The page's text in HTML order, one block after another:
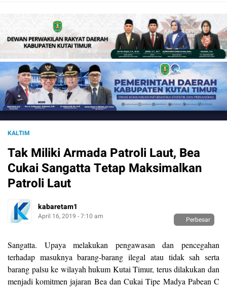
KALTIM
Tak Miliki Armada Patroli Laut, Bea
Cukai Sangatta Tetap Maksimalkan
Patroli Laut
kabaretam1
April 16, 2019 - 7:10 am Perbesar
Sangatta. Upaya melakukan pengawasan dan pencegahan
terhadap masuknya barang-barang ilegal atau tidak sah serta
barang palsu ke wilayah hukum Kutai Timur, terus dilakukan dan
menjadi komitmen jajaran Bea dan Cukai Tipe Madya Pabean C